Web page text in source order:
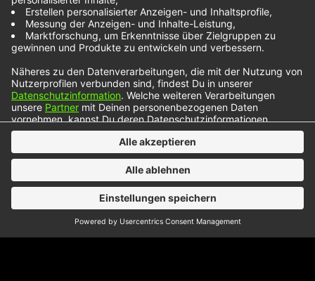
Wenn ihr sie das erste Mal bei NOXX hört, denkt
ihr bestimmt auch gleich an Rihanna und Sia. Es ist
aber Myah Marie, mit der das Produzenten-Duo
The Funklabb aus Brooklyn den Song „Mama Said
No“ aufgenommen hat. Ein Song mit zwei
Geschwindigkeiten: Die Strophen sind ganz ruhig,
im Refrain wird’s dann grooviger! Ein echter…